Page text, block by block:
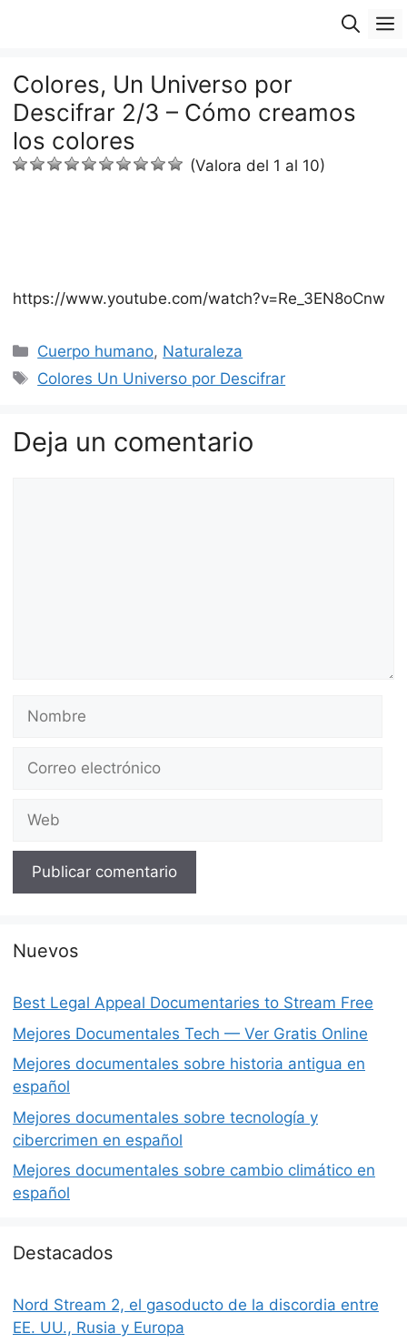
Colores, Un Universo por
Descifrar 2/3 – Cómo creamos
los colores
(Valora del 1 al 10)
https://www.youtube.com/watch?v=Re_3EN8oCnw
Categorías
Cuerpo humano, Naturaleza
Etiquetas
Colores Un Universo por Descifrar
Deja un comentario
Nombre
Correo
Web
Nuevos
Best Legal Appeal Documentaries to Stream Free
Mejores Documentales Tech — Ver Gratis Online
Mejores documentales sobre historia antigua en
español
Mejores documentales sobre tecnología y
cibercrimen en español
Mejores documentales sobre cambio climático en
español
Destacados
Nord Stream 2, el gasoducto de la discordia entre
EE. UU., Rusia y Europa